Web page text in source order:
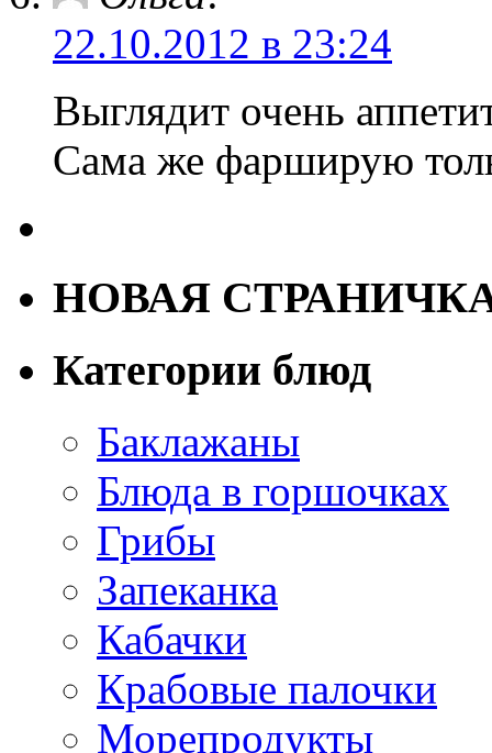
22.10.2012 в 23:24
Выглядит очень
Сама же фарширую
НОВАЯ
Категории блюд
Баклажаны
Блюда в горшочках
Грибы
Запеканка
Кабачки
Крабовые палочки
Морепродукты